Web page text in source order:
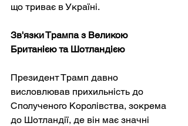
що триває в Україні.
Зв'язки Трампа з Великою
Британією та Шотландією
Президент Трамп давно
висловлював прихильність до
Сполученого Королівства, зокрема
до Шотландії, де він має значні